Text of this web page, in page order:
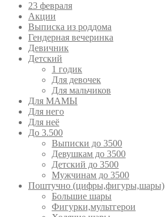
23 февраля
Акции
Выписка из роддома
Гендерная вечеринка
Девичник
Детский
1 годик
Для девочек
Для мальчиков
Для МАМЫ
Для него
Для неё
До 3.500
Выписки до 3500
Девушкам до 3500
Детский до 3500
Мужчинам до 3500
Поштучно (цифры,фигуры,шары)
Большие шары
Фигурки,мультгерои